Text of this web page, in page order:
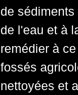
de
de l'eau et à
remédier à
fossés
nettoyées et